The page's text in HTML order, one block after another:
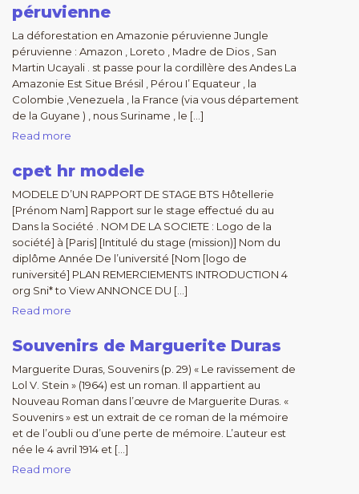
péruvienne
La déforestation en Amazonie péruvienne Jungle
péruvienne : Amazon , Loreto , Madre de Dios , San
Martin Ucayali . st passe pour la cordillère des Andes La
Amazonie Est Situe Brésil , Pérou I’ Equateur , la
Colombie ,Venezuela , la France (via vous département
de la Guyane ) , nous Suriname , le […]
Read more
cpet hr modele
MODELE D’UN RAPPORT DE STAGE BTS Hôtellerie
[Prénom Nam] Rapport sur le stage effectué du au
Dans la Société . NOM DE LA SOCIETE : Logo de la
société] à [Paris] [Intitulé du stage (mission)] Nom du
diplôme Année De l’université [Nom [logo de
runiversité] PLAN REMERCIEMENTS INTRODUCTION 4
org Sni* to View ANNONCE DU […]
Read more
Souvenirs de Marguerite Duras
Marguerite Duras, Souvenirs (p. 29) « Le ravissement de
Lol V. Stein » (1964) est un roman. Il appartient au
Nouveau Roman dans l’œuvre de Marguerite Duras. «
Souvenirs » est un extrait de ce roman de la mémoire
et de l’oubli ou d’une perte de mémoire. L’auteur est
née le 4 avril 1914 et […]
Read more